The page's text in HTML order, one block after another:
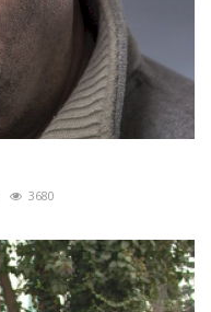
3680